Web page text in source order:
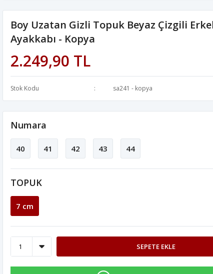
Boy Uzatan Gizli Topuk Beyaz Çizgili
Ayakkabı - Kopya
2.249,90 TL
Stok Kodu sa241 - kopya
Numara
40 41 42 43 44
TOPUK
7 cm
SEPETE EKLE